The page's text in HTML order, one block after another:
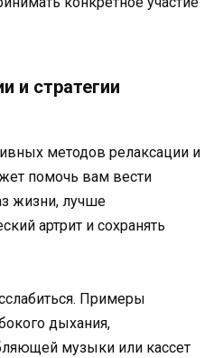
и стратегии
методов релаксации и
помочь вам вести
жизни, лучше
артрит и сохранять
Примеры
дыхания,
музыки или кассет